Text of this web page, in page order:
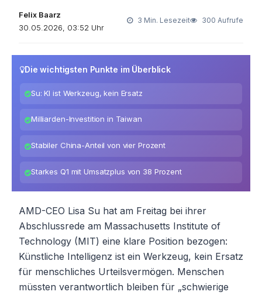
Felix Baarz
30.05.2026, 03:52 Uhr
3 Min. Lesezeit 300 Aufrufe
Die wichtigsten Punkte im Überblick
Su: KI ist Werkzeug, kein Ersatz
Milliarden-Investition in Taiwan
Stabiler China-Anteil von vier Prozent
Starkes Q1 mit Umsatzplus von 38 Prozent
AMD-CEO Lisa Su hat am Freitag bei ihrer
Abschlussrede am Massachusetts Institute of
Technology (MIT) eine klare Position bezogen:
Künstliche Intelligenz ist ein Werkzeug, kein Ersatz
für menschliches Urteilsvermögen. Menschen
müssten verantwortlich bleiben für „schwierige